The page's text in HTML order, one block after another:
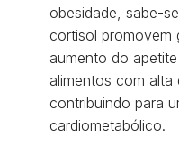
obesidade, sabe-
cortisol promovem
aumento do
alimentos com alta
contribuindo para
cardiometabólico.